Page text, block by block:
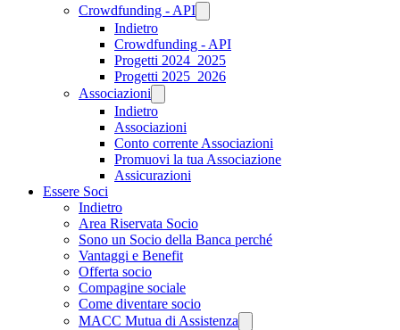
Crowdfunding - API
Indietro
Crowdfunding - API
Progetti 2024_2025
Progetti 2025_2026
Associazioni
Indietro
Associazioni
Conto corrente Associazioni
Promuovi la tua Associazione
Assicurazioni
Essere Soci
Indietro
Area Riservata Socio
Sono un Socio della Banca perché
Vantaggi e Benefit
Offerta socio
Compagine sociale
Come diventare socio
MACC Mutua di Assistenza